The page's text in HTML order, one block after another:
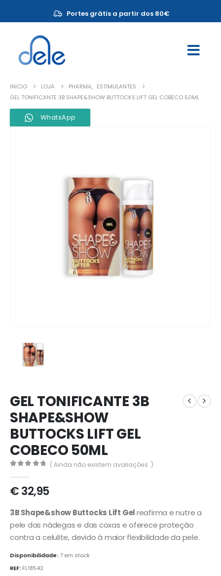
Portes grátis a partir dos 80€
INICIO LOJA PHARMA, ESTIMULANTES
GEL TONIFICANTE 3B SHAPE&SHOW BUTTOCKS LIFT GEL COBECO 50ML
WhatsApp
GEL TONIFICANTE 3B
SHAPE&SHOW
BUTTOCKS LIFT GEL
COBECO 50ML
( Ainda não existem avaliações. )
€32,95
3B Shape&show Buttocks Lift Gelreafirma e nutre a
pele das nádegas e das coxas e oferece proteção
contra a celulite, devido à maior flexibilidade da pele.
Disponibilidade:7 em stock
REF: FL18542